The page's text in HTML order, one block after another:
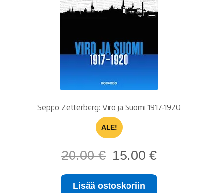
Tilaus- ja sopimusehdot sekä tietosuojaseloste
Seppo Zetterberg: Viro ja Suomi 1917-1920
ALE!
20.00€
Alkuperäinen
hinta
oli:
20.00 €.
15.00 €Nykyinen
on:
Lisää ostoskoriin